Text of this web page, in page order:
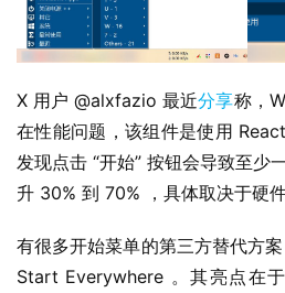
X 用户 @alxfazio 最近分享称，
在性能问题，该组件是使用
发现点击 “开始” 按钮会导致至少
升 30% 到 70% ，具体取决于硬件
有很多开始菜单的第三方替代方
Start Everywhere 。其亮点在